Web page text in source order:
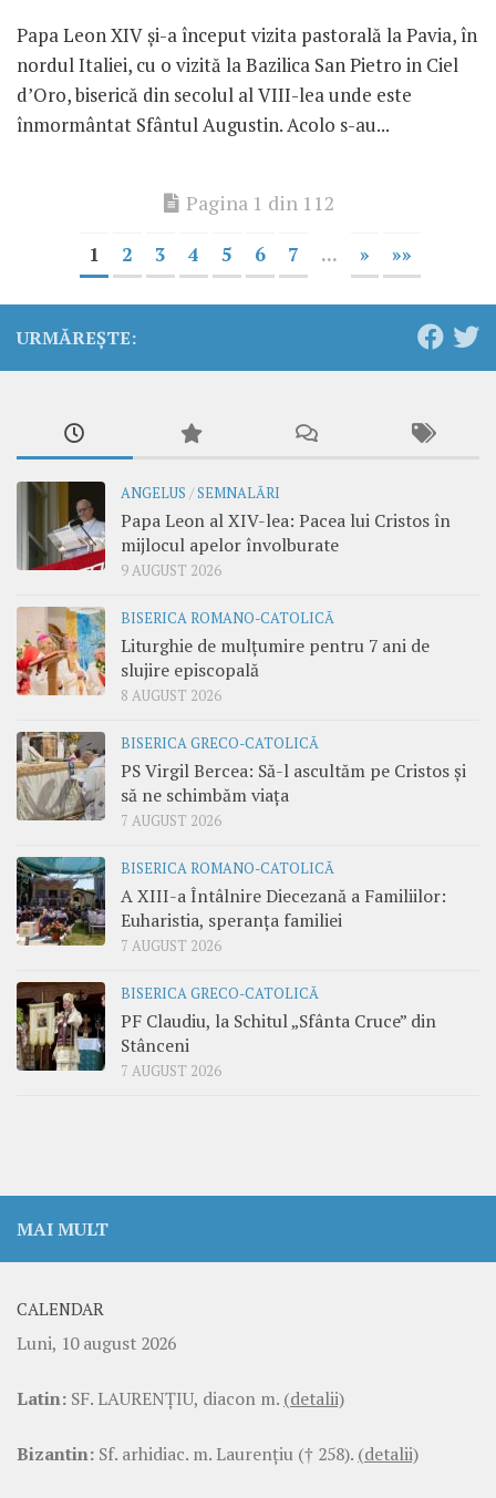
Papa Leon XIV și-a început vizita pastorală la Pavia, în
nordul Italiei, cu o vizită la Bazilica San Pietro in Ciel
d’Oro, biserică din secolul al VIII-lea unde este
înmormântat Sfântul Augustin. Acolo s-au...
Pagina 1 din 112
1 2 3 4 5 6 7 ... » »»
URMĂREȘTE:
ANGELUS /SEMNALĂRI
Papa Leon al XIV-lea: Pacea lui Cristos în
mijlocul apelor învolburate
9 AUGUST 2026
BISERICA ROMANO-CATOLICĂ
Liturghie de mulțumire pentru 7 ani de
slujire episcopală
8 AUGUST 2026
BISERICA GRECO-CATOLICĂ
PS Virgil Bercea: Să-l ascultăm pe Cristos și
să ne schimbăm viața
7 AUGUST 2026
BISERICA ROMANO-CATOLICĂ
A XIII-a Întâlnire Diecezană a Familiilor:
Euharistia, speranța familiei
7 AUGUST 2026
BISERICA GRECO-CATOLICĂ
PF Claudiu, la Schitul „Sfânta Cruce” din
Stânceni
7 AUGUST 2026
MAI MULT
CALENDAR
Luni, 10 august 2026
Latin: SF. LAURENŢIU, diacon m. (detalii)
Bizantin: Sf. arhidiac. m. Laurenţiu († 258). (detalii)